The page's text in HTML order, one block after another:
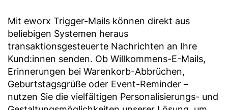
Mit eworx Trigger-Mails können direkt aus
beliebigen Systemen heraus
transaktionsgesteuerte Nachrichten an Ihre
Kund:innen senden. Ob Willkommens-E-Mails,
Erinnerungen bei Warenkorb-Abbrüchen,
Geburtstagsgrüße oder Event-Reminder –
nutzen Sie die vielfältigen Personalisierungs- und